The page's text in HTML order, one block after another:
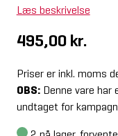
Læs beskrivelse
495,00 kr.
Priser er inkl. moms
OBS:Denne vare har
undtaget for